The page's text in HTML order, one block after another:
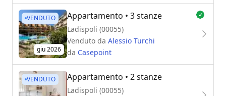
VENDUTO
giu 2026
Appartamento • 3 stanze
Ladispoli (00055)
Venduto da Alessio Turchi
da Casepoint
VENDUTO Appartamento • 2 stanze
Ladispoli (00055)